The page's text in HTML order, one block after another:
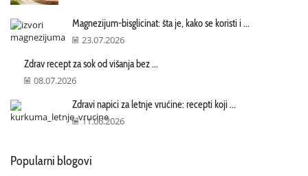
Magnezijum-bisglicinat: šta je, kako se koristi i ...
23.07.2026
Zdrav recept za sok od višanja bez ...
08.07.2026
Zdravi napici za letnje vrućine: recepti koji ...
11.06.2026
Popularni blogovi